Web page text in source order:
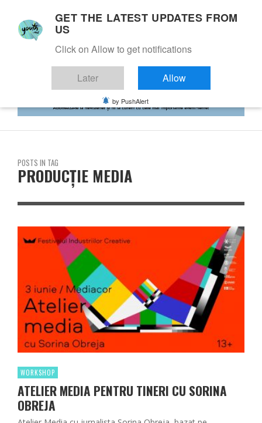
POSTS IN TAG
PRODUCȚIE MEDIA
WORKSHOP
ATELIER MEDIA PENTRU TINERI CU SORINA
OBREJA
GET THE LATEST UPDATES FROM
US
Click on Allow to get notifications
Later Allow
by PushAlert